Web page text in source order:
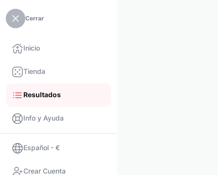
Cerrar
Inicio
Tienda
Resultados
Info y Ayuda
Español - €
Crear Cuenta